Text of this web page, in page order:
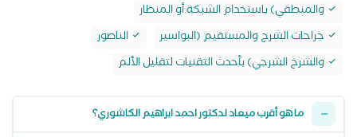
والمنطقي) باستخدام الشبكة أو المنظار
جراحات الشرج والمستقيم (البواسير
الناصور
والشرخ الشرجي) بأحدث التقنيات لتقليل الألم
ما هو أقرب ميعاد لدكتور احمد ابراهيم الكاشوري؟